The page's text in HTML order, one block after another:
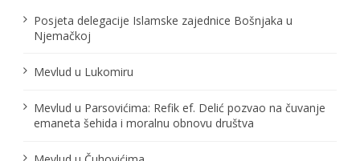
Posjeta delegacije Islamske zajednice Bošnjaka u
Njemačkoj
Mevlud u Lukomiru
Mevlud u Parsovićima: Refik ef. Delić pozvao na čuvanje
emaneta šehida i moralnu obnovu društva